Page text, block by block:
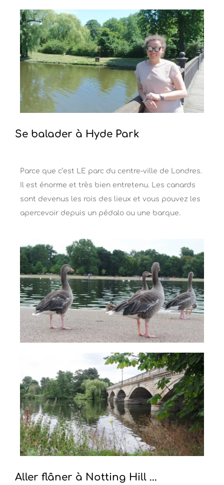
Se balader à Hyde Park
Parce que c’est LE parc du centre-ville de Londres.
Il est énorme et très bien entretenu. Les canards
sont devenus les rois des lieux et vous pouvez les
apercevoir depuis un pédalo ou une barque.
Aller flâner à Notting Hill ...